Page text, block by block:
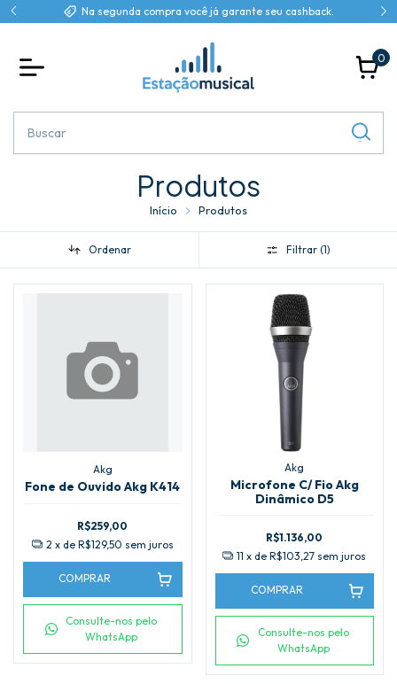
Na segunda compra você já garante seu cashback.
0
Produtos
Início Produtos
Ordenar Filtrar (1)
Akg
Fone de Ouvido Akg K414
R$259,00
2 x de R$129,50 sem juros
COMPRAR
Consulte-nos pelo
WhatsApp
Akg
Microfone C/ Fio Akg
Dinâmico D5
R$1.136,00
11 x deR$103,27 sem juros
COMPRAR
Consulte-nos pelo
WhatsApp